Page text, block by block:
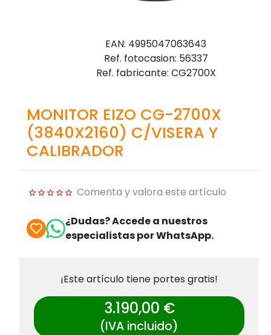
EAN: 4995047063643
Ref. fotocasion: 56337
Ref. fabricante: CG2700X
MONITOR EIZO CG-2700X
(3840X2160) C/VISERA Y
CALIBRADOR
Comenta y valora este artículo
¿Dudas? Accede a nuestros
especialistas por WhatsApp.
¡Este artículo tiene portes gratis!
3.190,00 €
(IVA incluido)